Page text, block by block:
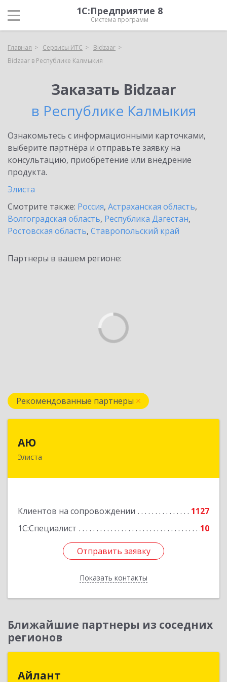
1С:Предприятие 8
Система программ
Главная Сервисы ИТС
Bidzaar
Bidzaar в Республике Калмыкия
Заказать Bidzaar
в Республике Калмыкия
Ознакомьтесь с информационными карточками,
выберите партнёра и отправьте заявку на
консультацию, приобретение или внедрение
продукта.
Элиста
Смотрите также: Россия, Астраханская область,
Волгоградская область, Республика Дагестан,
Ростовская область, Ставропольский край
Партнеры в вашем регионе:
Рекомендованные партнеры
АЮ
Элиста
Клиентов на сопровождении
1127
1С:Специалист
10
Отправить заявку
Показать контакты
358009, Калмыкия Респ, Элиста г, А.С.Пушкина
Отправить заявку
Назад
Ближайшие партнеры из соседних
регионов
Айлант